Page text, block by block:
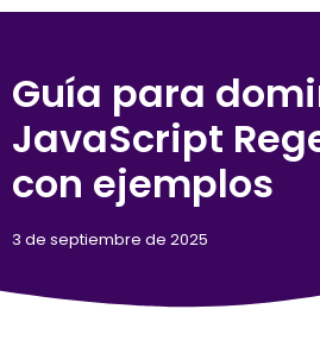
Guía para
JavaScript
con ejemplos
3 de septiembre de 2025